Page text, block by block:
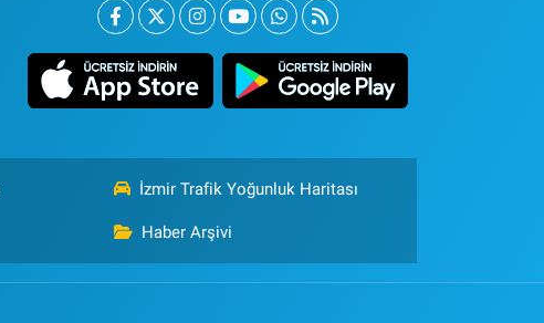
İzmir Trafik Yoğunluk Haritası
Haber Arşivi